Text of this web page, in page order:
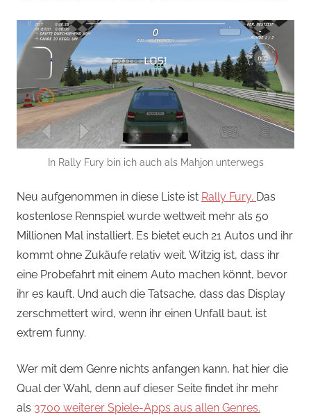
In Rally Fury bin ich auch als Mahjon unterwegs
Neu aufgenommen in diese Liste ist Rally Fury. Das
kostenlose Rennspiel wurde weltweit mehr als 50
Millionen Mal installiert. Es bietet euch 21 Autos und ihr
kommt ohne Zukäufe relativ weit. Witzig ist, dass ihr
eine Probefahrt mit einem Auto machen könnt, bevor
ihr es kauft. Und auch die Tatsache, dass das Display
zerschmettert wird, wenn ihr einen Unfall baut. ist
extrem funny.
Wer mit dem Genre nichts anfangen kann, hat hier die
Qual der Wahl, denn auf dieser Seite findet ihr mehr
als 3700 weiterer Spiele-Apps aus allen Genres.